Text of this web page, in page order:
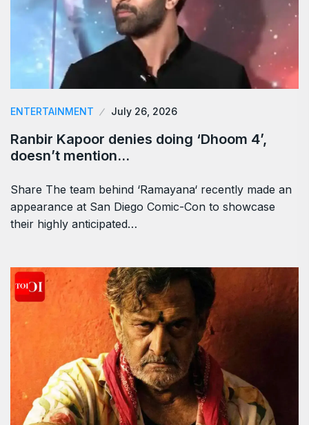
ENTERTAINMENT July 26, 2026
Ranbir Kapoor denies doing ‘Dhoom 4’,
doesn’t mention…
Share The team behind ‘Ramayana‘ recently made an
appearance at San Diego Comic-Con to showcase
their highly anticipated…